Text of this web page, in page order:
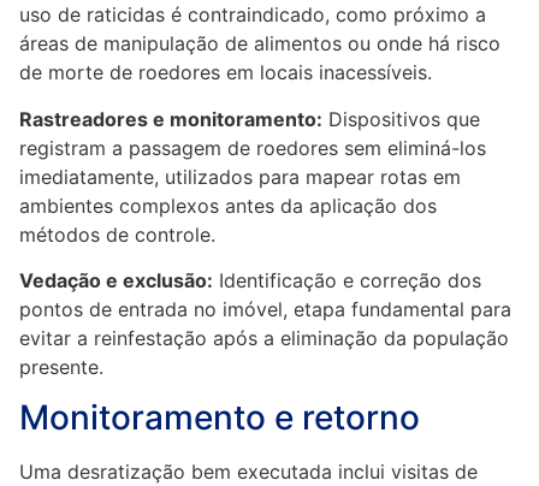
uso de raticidas é contraindicado, como próximo a
áreas de manipulação de alimentos ou onde há risco
de morte de roedores em locais inacessíveis.
Rastreadores e monitoramento: Dispositivos que
registram a passagem de roedores sem eliminá-los
imediatamente, utilizados para mapear rotas em
ambientes complexos antes da aplicação dos
métodos de controle.
Vedação e exclusão: Identificação e correção dos
pontos de entrada no imóvel, etapa fundamental para
evitar a reinfestação após a eliminação da população
presente.
Monitoramento e retorno
Uma desratização bem executada inclui visitas de